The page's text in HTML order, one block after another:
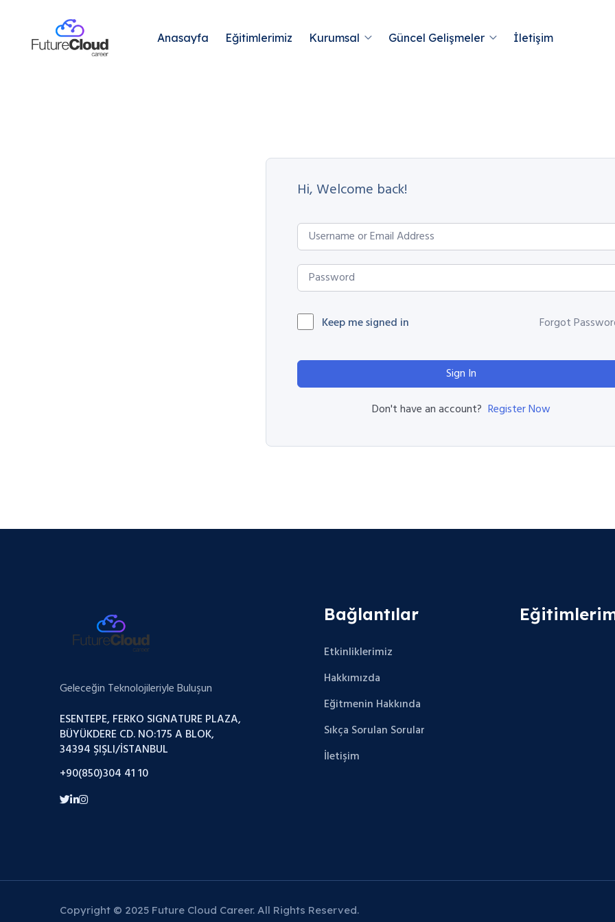
Anasayfa Eğitimlerimiz Kurumsal Güncel Gelişmeler İletişim
Hi, Welcome back!
Keep me signed in Forgot
Sign In
Don't have an account? Register Now
Geleceğin Teknolojileriyle Buluşun
ESENTEPE, FERKO SIGNATURE PLAZA,
BÜYÜKDERE CD. NO:175 A BLOK,
34394 ŞIŞLI/İSTANBUL
+90(850)304 41 10
Bağlantılar
Etkinliklerimiz
Hakkımızda
Eğitmenin Hakkında
Sıkça Sorulan Sorular
İletişim
Copyright © 2025 Future Cloud Career. All Rights Reserved.